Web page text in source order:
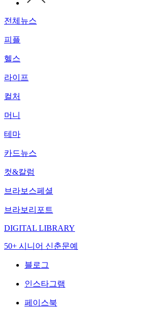
전체뉴스
피플
헬스
라이프
컬처
머니
테마
카드뉴스
컷&칼럼
브라보스페셜
브라보리포트
DIGITAL LIBRARY
50+ 시니어 신춘문예
블로그
인스타그램
페이스북